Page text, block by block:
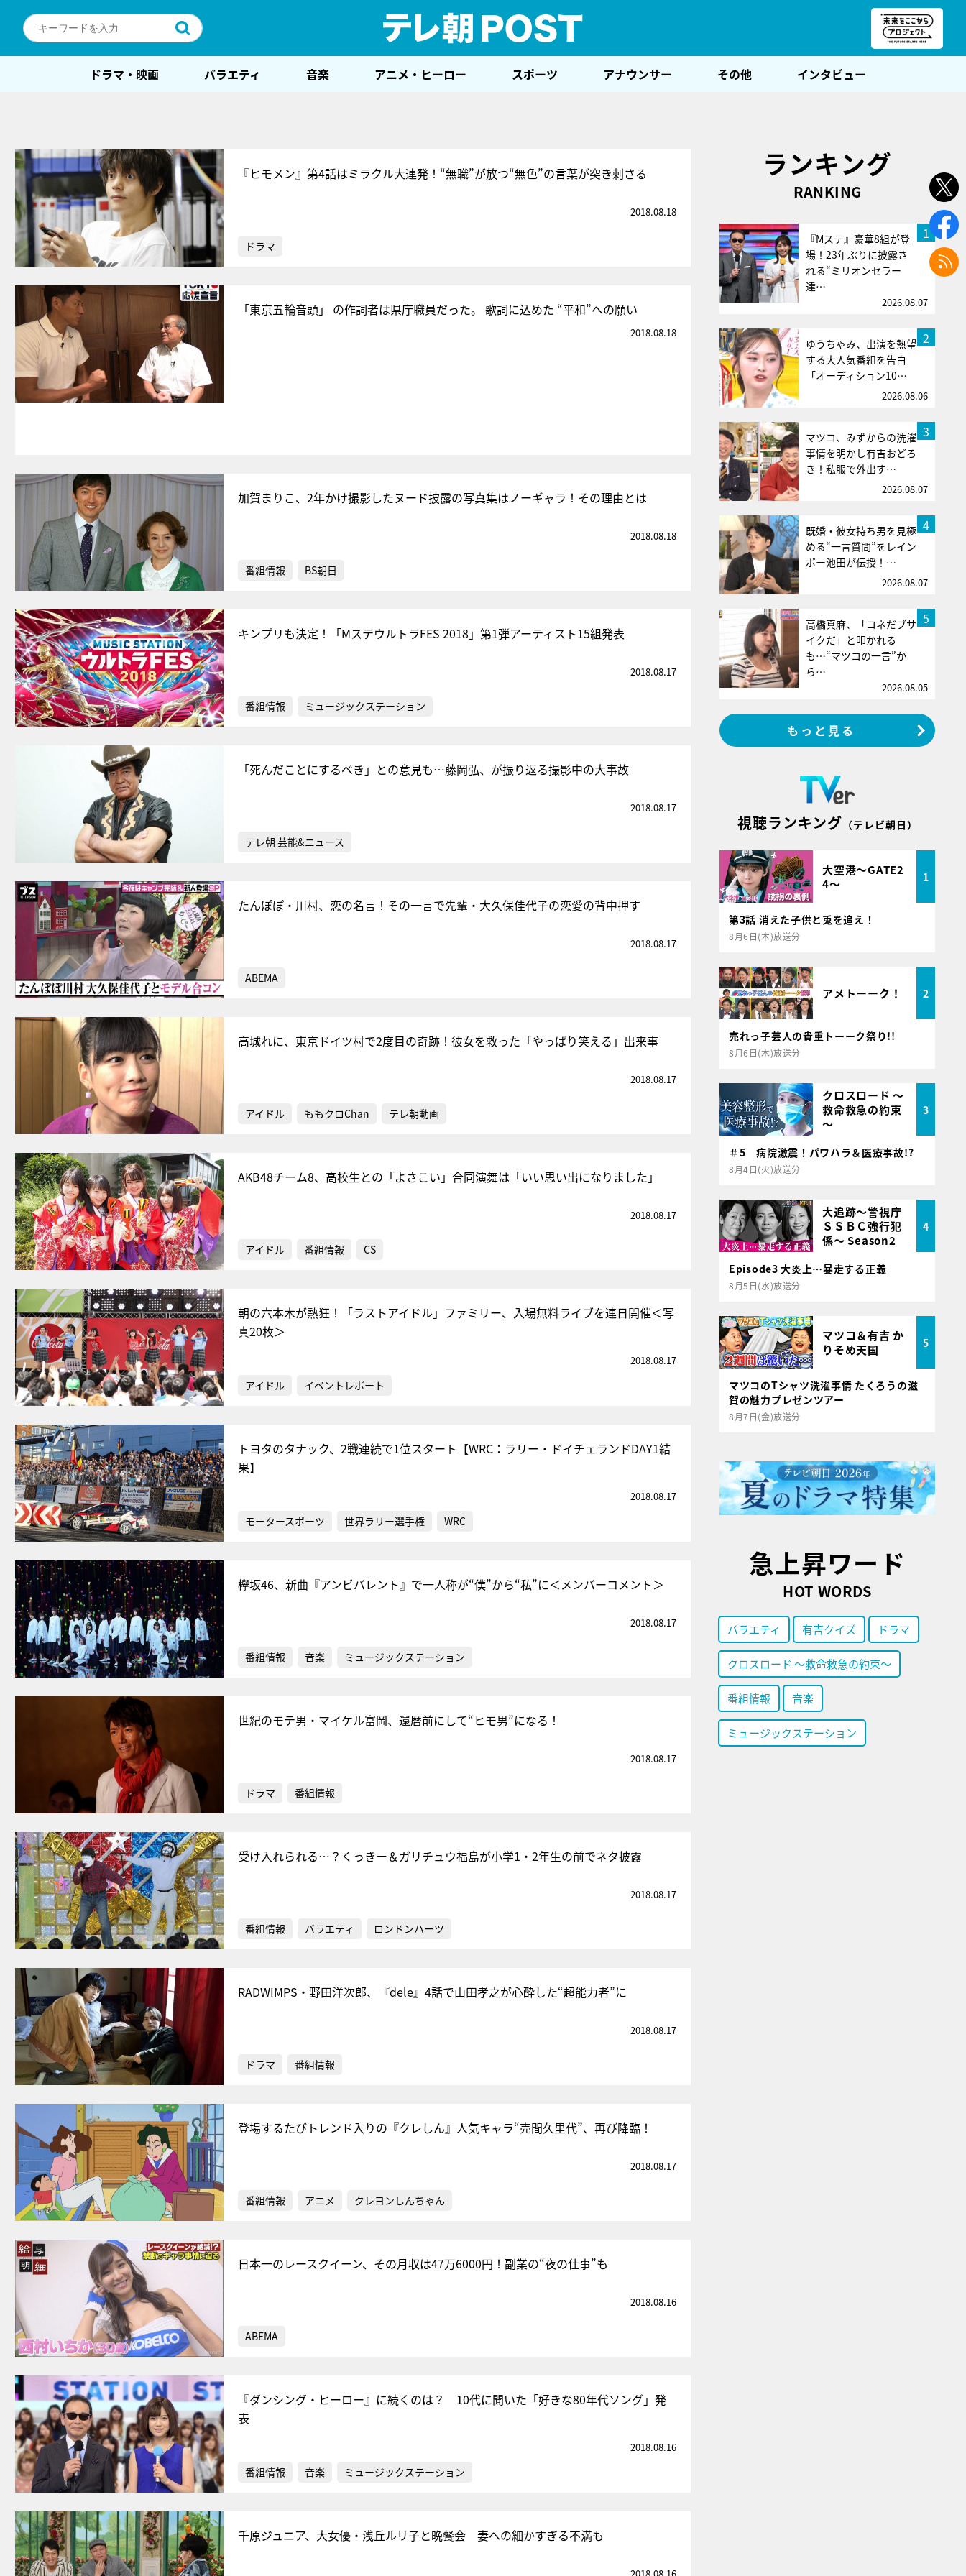
ドラマ・映画 バラエティ 音楽 アニメ・ヒーロー スポーツ アナウンサー その他 インタビュー
『ヒモメン』第4話はミラクル大連発！“無職”が放つ“無色”の言葉が突き刺さる
2018.08.18
ドラマ
「東京五輪音頭」 の作詞者は県庁職員だった。 歌詞に込めた “平和”への願い
2018.08.18
加賀まりこ、2年かけ撮影したヌード披露の写真集はノーギャラ！その理由とは
2018.08.18
番組情報 BS朝日
キンプリも決定！「MステウルトラFES 2018」第1弾アーティスト15組発表
2018.08.17
番組情報 ミュージックステーション
「死んだことにするべき」との意見も…藤岡弘、が振り返る撮影中の大事故
2018.08.17
テレ朝 芸能&ニュース
たんぽぽ・川村、恋の名言！その一言で先輩・大久保佳代子の恋愛の背中押す
2018.08.17
ABEMA
高城れに、東京ドイツ村で2度目の奇跡！彼女を救った「やっぱり笑える」出来事
2018.08.17
アイドル ももクロChan テレ朝動画
AKB48チーム8、高校生との「よさこい」合同演舞は「いい思い出になりました」
2018.08.17
アイドル 番組情報 CS
朝の六本木が熱狂！「ラストアイドル」ファミリー、入場無料ライブを連日開催＜写
真20枚＞
2018.08.17
アイドル イベントレポート
トヨタのタナック、2戦連続で1位スタート【WRC：ラリー・ドイチェランドDAY1結
果】
2018.08.17
モータースポーツ 世界ラリー選手権 WRC
欅坂46、新曲『アンビバレント』で一人称が“僕”から“私”に＜メンバーコメント＞
2018.08.17
番組情報 音楽 ミュージックステーション
世紀のモテ男・マイケル富岡、還暦前にして“ヒモ男”になる！
2018.08.17
ドラマ 番組情報
受け入れられる…？くっきー＆ガリチュウ福島が小学1・2年生の前でネタ披露
2018.08.17
番組情報 バラエティ ロンドンハーツ
RADWIMPS・野田洋次郎、『dele』4話で山田孝之が心酔した“超能力者”に
2018.08.17
ドラマ 番組情報
登場するたびトレンド入りの『クレしん』人気キャラ“売間久里代”、再び降臨！
2018.08.17
番組情報 アニメ クレヨンしんちゃん
日本一のレースクイーン、その月収は47万6000円！副業の“夜の仕事”も
2018.08.16
ABEMA
『ダンシング・ヒーロー』に続くのは？ 10代に聞いた「好きな80年代ソング」発
表
2018.08.16
番組情報 音楽 ミュージックステーション
千原ジュニア、大女優・浅丘ルリ子と晩餐会 妻への細かすぎる不満も
2018.08.16
ランキング
RANKING
1
『Mステ』豪華8組が登
場！23年ぶりに披露さ
れる“ミリオンセラー
達…
2026.08.07
2
ゆうちゃみ、出演を熱望
する大人気番組を告白
「オーディション10…
2026.08.06
3
マツコ、みずからの洗濯
事情を明かし有吉おどろ
き！私服で外出す…
2026.08.07
4
既婚・彼女持ち男を見極
める“一言質問”をレイン
ボー池田が伝授！…
2026.08.07
5
高橋真麻、「コネだブサ
イクだ」と叩かれる
も…“マツコの一言”か
ら…
2026.08.05
もっと見る
視聴ランキング （テレビ朝日）
大空港～GATE2
4～
1
第3話 消えた子供と兎を追え！
8月6日(木)放送分
アメトーーク！ 2
売れっ子芸人の貴重トーーク祭り!!
8月6日(木)放送分
クロスロード ～
救命救急の約束
～
3
＃5 病院激震！パワハラ＆医療事故!?
8月4日(火)放送分
大追跡～警視庁
ＳＳＢＣ強行犯
係～ Season2
4
Episode3 大炎上…暴走する正義
8月5日(水)放送分
マツコ＆有吉 か
りそめ天国
5
マツコのTシャツ洗濯事情 たくろうの滋
賀の魅力プレゼンツアー
8月7日(金)放送分
急上昇ワード
HOT WORDS
バラエティ 有吉クイズ ドラマ
クロスロード ～救命救急の約束～
番組情報 音楽
ミュージックステーション